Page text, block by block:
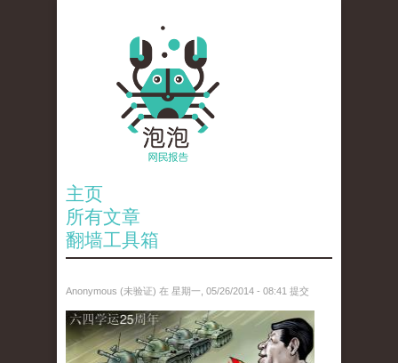
主页
所有文章
翻墙工具箱
Anonymous (未验证) 在 星期一, 05/26/2014 - 08:41 提交
paopao_tiananmen.jpg